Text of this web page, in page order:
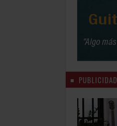
PUBLICIDAD